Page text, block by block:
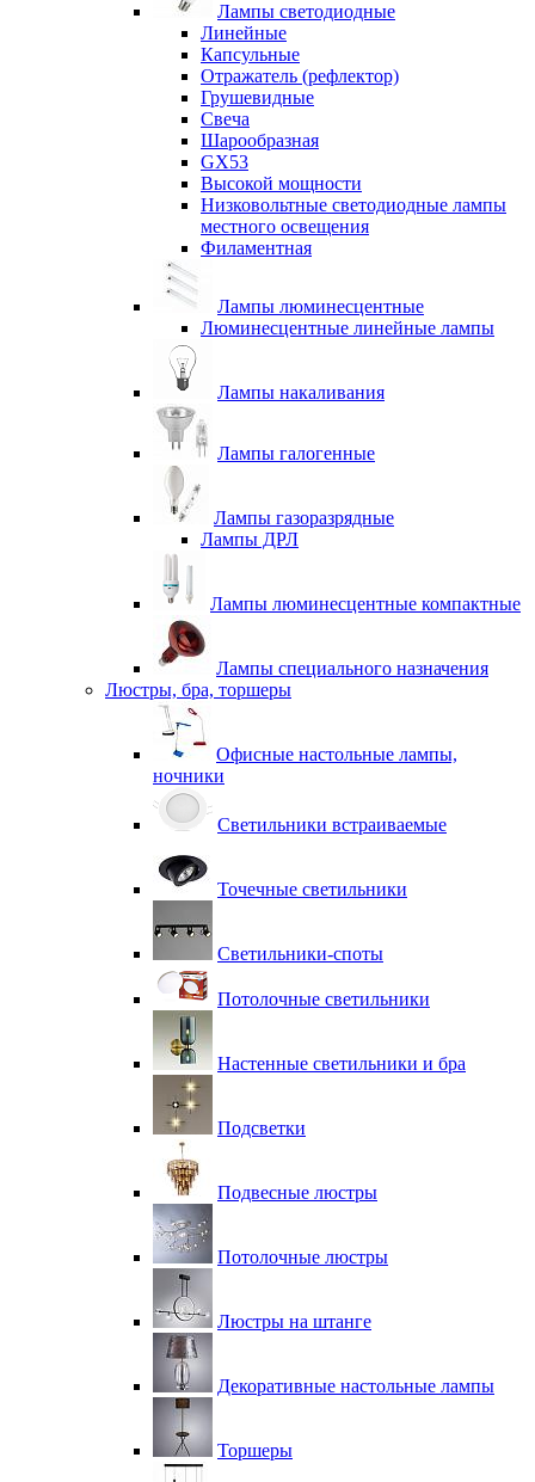
Лампы светодиодные
Линейные
Капсульные
Отражатель (рефлектор)
Грушевидные
Свеча
Шарообразная
GX53
Высокой мощности
Низковольтные светодиодные лампы
местного освещения
Филаментная
Лампы люминесцентные
Люминесцентные линейные лампы
Лампы накаливания
Лампы галогенные
Лампы газоразрядные
Лампы ДРЛ
Лампы люминесцентные компактные
Лампы специального назначения
Люстры, бра, торшеры
Офисные настольные лампы,
ночники
Светильники встраиваемые
Точечные светильники
Светильники-споты
Потолочные светильники
Настенные светильники и бра
Подсветки
Подвесные люстры
Потолочные люстры
Люстры на штанге
Декоративные настольные лампы
Торшеры